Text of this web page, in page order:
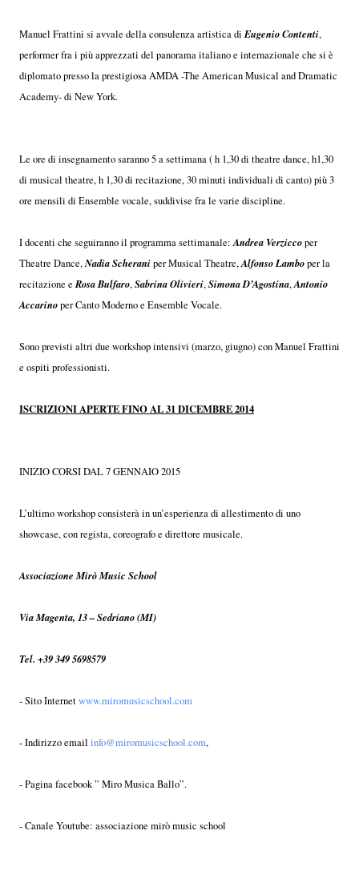
Manuel Frattini si avvale della consulenza artistica diEugenio Contenti,
performer fra i più apprezzati del panorama italiano e internazionale che si è
diplomato presso la prestigiosa AMDA -The American Musical and Dramatic
Academy- di New York.
Le ore di insegnamento saranno 5 a settimana ( h 1,30 di theatre dance, h1,30
di musical theatre, h 1,30 di recitazione, 30 minuti individuali di canto) più 3
ore mensili di Ensemble vocale, suddivise fra le varie discipline.
I docenti che seguiranno il programma settimanale:Andrea Verziccoper
Theatre Dance,Nadia Scheraniper Musical Theatre,Alfonso Lamboper la
recitazione eRosa Bulfaro,Sabrina Olivieri,Simona D’Agostina,Antonio
Accarinoper Canto Moderno e Ensemble Vocale.
Sono previsti altri due workshop intensivi (marzo, giugno) con Manuel Frattini
e ospiti professionisti.
ISCRIZIONI APERTE FINO AL 31 DICEMBRE 2014
INIZIO CORSI DAL 7 GENNAIO 2015
L’ultimo workshop consisterà in un’esperienza di allestimento di uno
showcase, con regista, coreografo e direttore musicale.
Associazione Mirò Music School
Via Magenta, 13 – Sedriano (MI)
Tel. +39 349 5698579
- Sito Internetwww.miromusicschool.com
- Indirizzo email info@miromusicschool.com,
- Pagina facebook ” Miro Musica Ballo”.
- Canale Youtube: associazione mirò music school